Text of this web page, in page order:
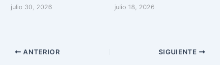
julio 30, 2026 julio 18, 2026
ANTERIOR SIGUIENTE